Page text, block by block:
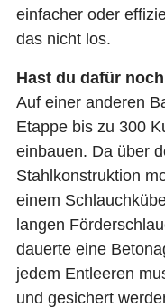
einfacher oder
das nicht los.
Hast du dafür
Auf einer anderen
Etappe bis zu 300
einbauen. Da über
Stahlkonstruktion
einem
langen
dauerte eine
jedem Entleeren
und gesichert